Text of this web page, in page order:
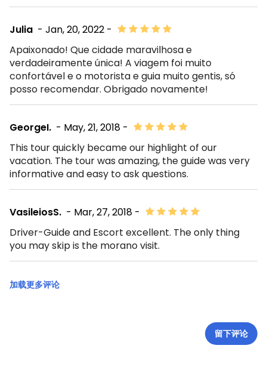
- Jan, 20, 2022 -
Julia
Apaixonado! Que cidade maravilhosa e
verdadeiramente única! A viagem foi muito
confortável e o motorista e guia muito gentis, só
posso recomendar. Obrigado novamente!
- May, 21, 2018 -
GeorgeI.
This tour quickly became our highlight of our
vacation. The tour was amazing, the guide was very
informative and easy to ask questions.
- Mar, 27, 2018 -
VasileiosS.
Driver-Guide and Escort excellent. The only thing
you may skip is the morano visit.
加载更多评论
留下评论